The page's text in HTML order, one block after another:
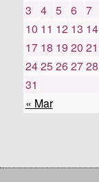
« Mar
3
4 5 6 7
10 11 12 13 14
17 18 19 20 21
2425262728
31